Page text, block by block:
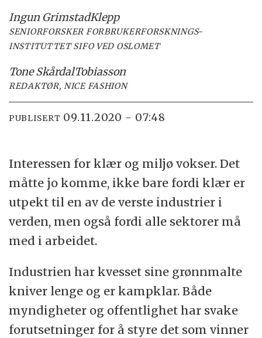
Ingun GrimstadKlepp
SENIORFORSKER FORBRUKERFORSKNINGS-
INSTITUTTET SIFO VED OSLOMET
Tone SkårdalTobiasson
REDAKTØR, NICE FASHION
PUBLISERT 09.11.2020 - 07:48
Interessen for klær og miljø vokser. Det
måtte jo komme, ikke bare fordi klær er
utpekt til en av de verste industrier i
verden, men også fordi alle sektorer må
med i arbeidet.
Industrien har kvesset sine grønnmalte
kniver lenge og er kampklar. Både
myndigheter og offentlighet har svake
forutsetninger for å styre det som vinner